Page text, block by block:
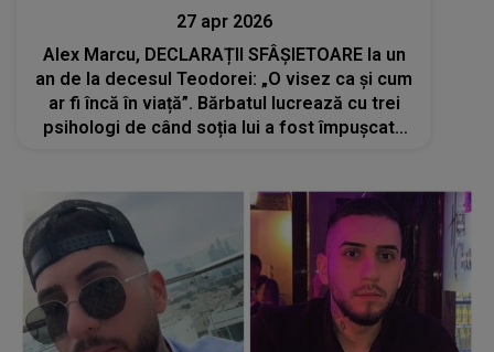
27 apr 2026
Alex Marcu, DECLARAȚII SFÂȘIETOARE la un
an de la decesul Teodorei: „O visez ca și cum
ar fi încă în viață”. Bărbatul lucrează cu trei
psihologi de când soția lui a fost împușcată